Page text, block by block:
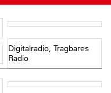
Digitalradio, Tragbares
Radio